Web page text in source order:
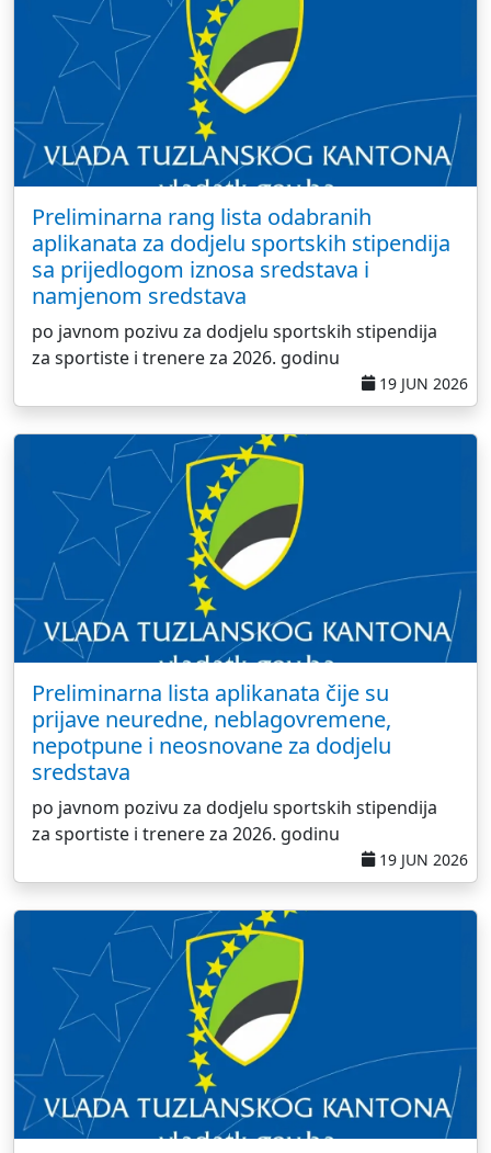
Preliminarna rang lista odabranih
aplikanata za dodjelu sportskih stipendija
sa prijedlogom iznosa sredstava i
namjenom sredstava
po javnom pozivu za dodjelu sportskih stipendija
za sportiste i trenere za 2026. godinu
19 JUN 2026
Preliminarna lista aplikanata čije su
prijave neuredne, neblagovremene,
nepotpune i neosnovane za dodjelu
sredstava
po javnom pozivu za dodjelu sportskih stipendija
za sportiste i trenere za 2026. godinu
19 JUN 2026